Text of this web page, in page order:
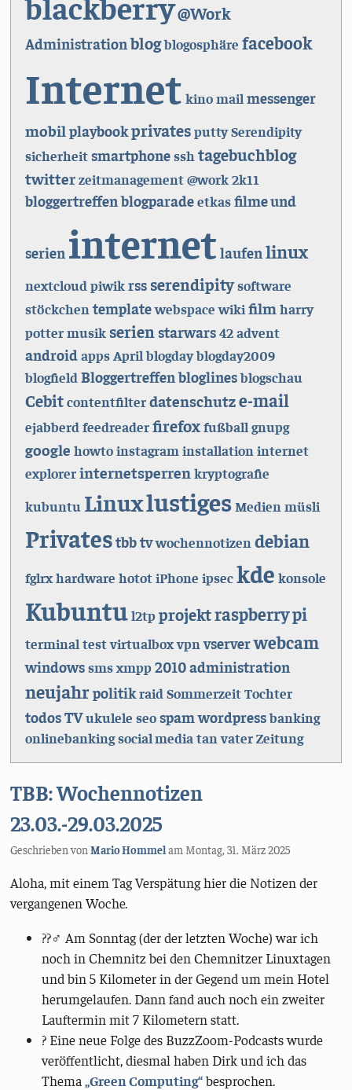
@Work
Administrationblogblogosphäre facebook
Internet kinomail messenger
mobilplaybookprivatesputtySerendipity
sicherheitsmartphonessh tagebuchblog
twitterzeitmanagement@work2k11
bloggertreffenblogparadeetkasfilme und
serien internet laufenlinux
nextcloud piwikrss serendipitysoftware
stöckchen templatewebspace wiki film harry
pottermusik serien starwars42advent
androidappsApril blogdayblogday2009
blogfield Bloggertreffenbloglinesblogschau
Cebitcontentfilterdatenschutze-mail
ejabberd feedreaderfirefoxfußball gnupg
google howtoinstagram installation internet
explorerinternetsperren kryptografie
kubuntu LinuxlustigesMedien müsli
Privatestbbtvwochennotizen debian
fglrxhardware hototiPhone ipseckde konsole
Kubuntul2tpprojektraspberry pi
terminal testvirtualboxvpn vserverwebcam
windowssmsxmpp2010administration
neujahrpolitikraid SommerzeitTochter
todosTVukulele seospamwordpressbanking
onlinebankingsocial media tan vaterZeitung
TBB: Wochennotizen
23.03.-29.03.2025
Geschrieben vonMario Hommelam Montag, 31. März 2025
Aloha, mit einem Tag Verspätung hier die Notizen der
vergangenen Woche.
??‍♂️ Am Sonntag (der der letzten Woche) war ich
noch in Chemnitz bei den Chemnitzer Linuxtagen
und bin 5 Kilometer in der Gegend um mein Hotel
herumgelaufen. Dann fand auch noch ein zweiter
Lauftermin mit 7 Kilometern statt.
?️ Eine neue Folge des BuzzZoom-Podcasts wurde
veröffentlicht, diesmal haben Dirk und ich das
Thema„Green Computing“besprochen.